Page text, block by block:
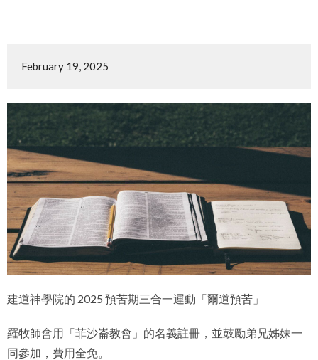
February 19, 2025
建道神學院的 2025 預苦期三合一運動「爾道預苦」
羅牧師會用「菲沙崙教會」的名義註冊，並鼓勵弟兄姊妹一
同參加，費用全免。